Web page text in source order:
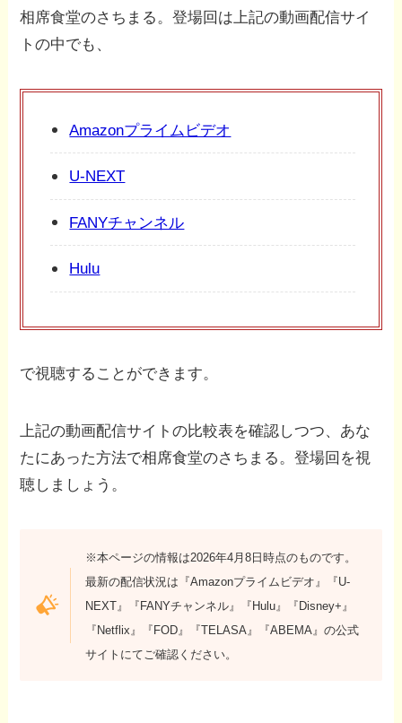
相席食堂のさちまる。登場回は上記の動画配信サイ
トの中でも、
Amazonプライムビデオ
U-NEXT
FANYチャンネル
Hulu
で視聴することができます。
上記の動画配信サイトの比較表を確認しつつ、あな
たにあった方法で相席食堂のさちまる。登場回を視
聴しましょう。
※本ページの情報は2026年4月8日時点のものです。
最新の配信状況は『Amazonプライムビデオ』『U-
NEXT』『FANYチャンネル』『Hulu』『Disney+』
『Netflix』『FOD』『TELASA』『ABEMA』の公式
サイトにてご確認ください。